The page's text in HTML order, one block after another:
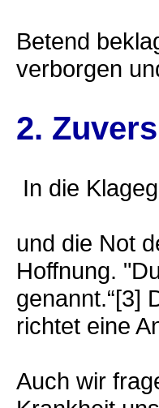
Betend
verborgen
2.
In die
und die Not
Hoffnung.
genannt.“[3]
richtet eine
Auch wir